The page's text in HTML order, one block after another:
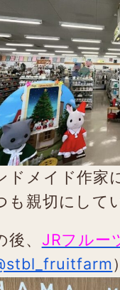
ドメイド作家
も親切にして
後、 JRフルー
）